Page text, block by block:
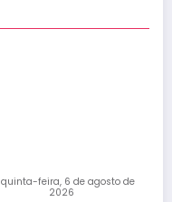
quinta-feira, 6 de agosto de
2026